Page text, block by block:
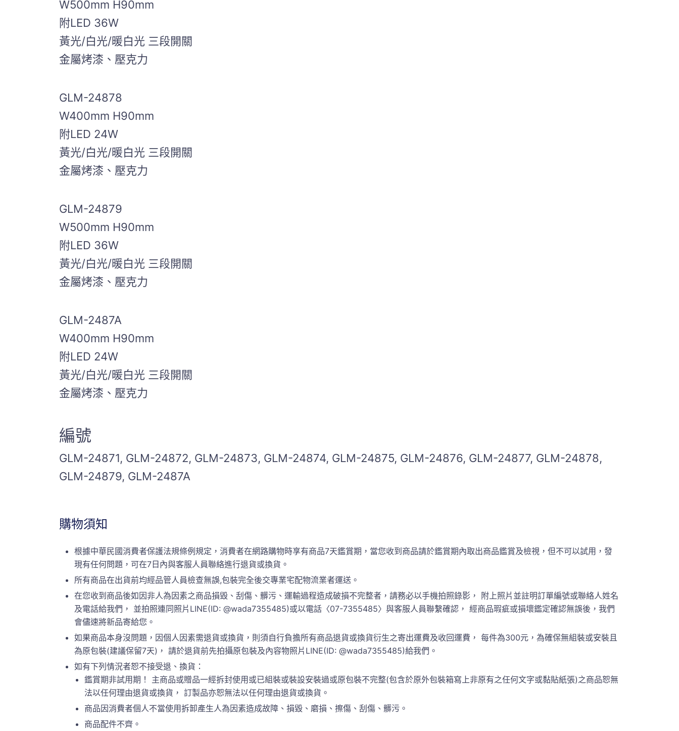
W500mm H90mm
附LED 36W
黃光/白光/暖白光 三段開關
金屬烤漆、壓克力
GLM-24878
W400mm H90mm
附LED 24W
黃光/白光/暖白光 三段開關
金屬烤漆、壓克力
GLM-24879
W500mm H90mm
附LED 36W
黃光/白光/暖白光 三段開關
金屬烤漆、壓克力
GLM-2487A
W400mm H90mm
附LED 24W
黃光/白光/暖白光 三段開關
金屬烤漆、壓克力
編號
GLM-24871, GLM-24872, GLM-24873, GLM-24874, GLM-24875, GLM-24876, GLM-24877, GLM-24878,
GLM-24879, GLM-2487A
購物須知
根據中華民國消費者保護法規條例規定，消費者在網路購物時享有商品7天鑑賞期，當您收到商品請於鑑賞期內取出商品鑑賞及檢視，但不可以試用，發
現有任何問題，可在7日內與客服人員聯絡進行退貨或換貨。
所有商品在出貨前均經品管人員檢查無誤,包裝完全後交專業宅配物流業者運送。
在您收到商品後如因非人為因素之商品損毀、刮傷、髒污、運輸過程造成破損不完整者，請務必以手機拍照錄影， 附上照片並註明訂單編號或聯絡人姓名
及電話給我們， 並拍照連同照片LINE(ID: @wada7355485)或以電話〈07-7355485〉與客服人員聯繫確認， 經商品瑕疵或損壞鑑定確認無誤後，我們
會儘速將新品寄給您。
如果商品本身沒問題，因個人因素需退貨或換貨，則須自行負擔所有商品退貨或換貨衍生之寄出運費及收回運費， 每件為300元，為確保無組裝或安裝且
為原包裝(建議保留7天)， 請於退貨前先拍攝原包裝及內容物照片LINE(ID: @wada7355485)給我們。
如有下列情況者恕不接受退、換貨：
鑑賞期非試用期！ 主商品或贈品一經拆封使用或已組裝或裝設安裝過或原包裝不完整(包含於原外包裝箱寫上非原有之任何文字或黏貼紙張)之商品恕無
法以任何理由退貨或換貨， 訂製品亦恕無法以任何理由退貨或換貨。
商品因消費者個人不當使用拆卸產生人為因素造成故障、損毀、磨損、擦傷、刮傷、髒污。
商品配件不齊。